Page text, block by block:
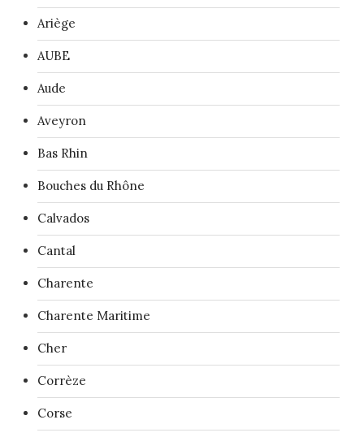
Ariège
AUBE
Aude
Aveyron
Bas Rhin
Bouches du Rhône
Calvados
Cantal
Charente
Charente Maritime
Cher
Corrèze
Corse